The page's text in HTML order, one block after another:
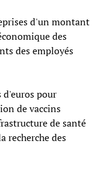
d'un montant
des
des employés
pour
de vaccins
de santé
recherche des